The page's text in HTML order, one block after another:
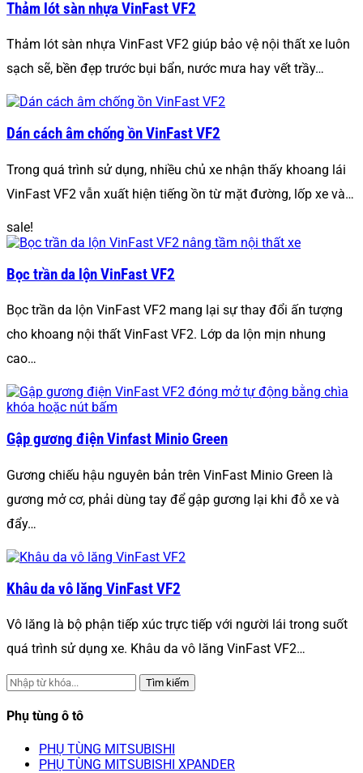
Thảm lót sàn nhựa VinFast VF2
Thảm lót sàn nhựa VinFast VF2 giúp bảo vệ nội thất xe luôn
sạch sẽ, bền đẹp trước bụi bẩn, nước mưa hay vết trầy…
Dán cách âm chống ồn VinFast VF2
Trong quá trình sử dụng, nhiều chủ xe nhận thấy khoang lái
VinFast VF2 vẫn xuất hiện tiếng ồn từ mặt đường, lốp xe và…
sale!
Bọc trần da lộn VinFast VF2
Bọc trần da lộn VinFast VF2 mang lại sự thay đổi ấn tượng
cho khoang nội thất VinFast VF2. Lớp da lộn mịn nhung
cao…
Gập gương điện Vinfast Minio Green
Gương chiếu hậu nguyên bản trên VinFast Minio Green là
gương mở cơ, phải dùng tay để gập gương lại khi đỗ xe và
đẩy…
Khâu da vô lăng VinFast VF2
Vô lăng là bộ phận tiếp xúc trực tiếp với người lái trong suốt
quá trình sử dụng xe. Khâu da vô lăng VinFast VF2…
Tìm kiếm
Phụ tùng ô tô
PHỤ TÙNG MITSUBISHI
PHỤ TÙNG MITSUBISHI XPANDER